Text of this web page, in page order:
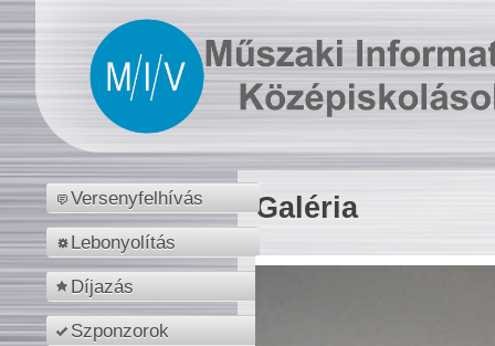
Versenyfelhívás
Lebonyolítás
Díjazás
Szponzorok
Galéria